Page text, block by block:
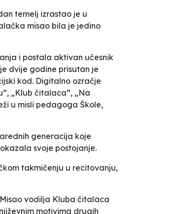
temelj izrastao je u
misao bila je jedino
i postala aktivan učesnik
dvije godine prisutan je
kod. Digitalno ozračje
”, „Klub čitalaca”, „Na
u misli pedagoga Škole,
generacija koje
svoje postojanje.
takmičenju u recitovanju,
vodilja Kluba čitalaca
motivima drugih